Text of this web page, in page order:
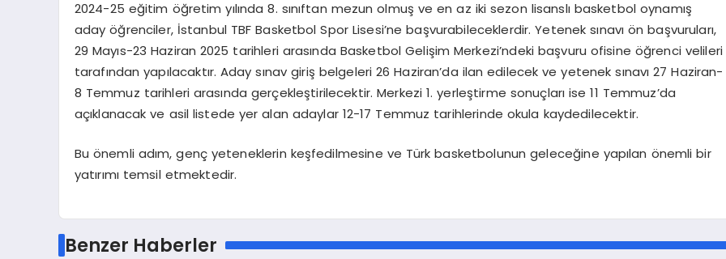
2024-25 eğitim öğretim yılında 8. sınıftan mezun olmuş ve en az iki sezon lisanslı basketbol oynamış
aday öğrenciler, İstanbul TBF Basketbol Spor Lisesi’ne başvurabileceklerdir. Yetenek sınavı ön başvuruları,
29 Mayıs-23 Haziran 2025 tarihleri arasında Basketbol Gelişim Merkezi’ndeki başvuru ofisine öğrenci velileri
tarafından yapılacaktır. Aday sınav giriş belgeleri 26 Haziran’da ilan edilecek ve yetenek sınavı 27 Haziran-
8 Temmuz tarihleri arasında gerçekleştirilecektir. Merkezi 1. yerleştirme sonuçları ise 11 Temmuz’da
açıklanacak ve asil listede yer alan adaylar 12-17 Temmuz tarihlerinde okula kaydedilecektir.
Bu önemli adım, genç yeteneklerin keşfedilmesine ve Türk basketbolunun geleceğine yapılan önemli bir
yatırımı temsil etmektedir.
Benzer Haberler